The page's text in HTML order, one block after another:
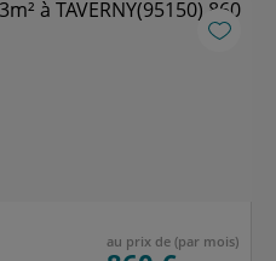
au prix de (par mois)